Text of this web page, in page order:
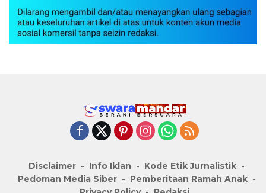
Disclaimer Info Iklan
Kode Etik Jurnalistik
Pedoman Media Siber
Pemberitaan Ramah Anak